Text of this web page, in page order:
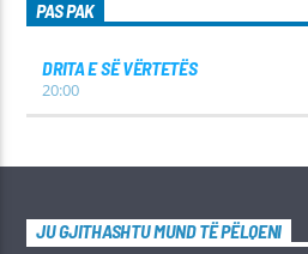
PAS PAK
DRITA E SË VËRTETËS
20:00
JU GJITHASHTU MUND TË PËLQENI